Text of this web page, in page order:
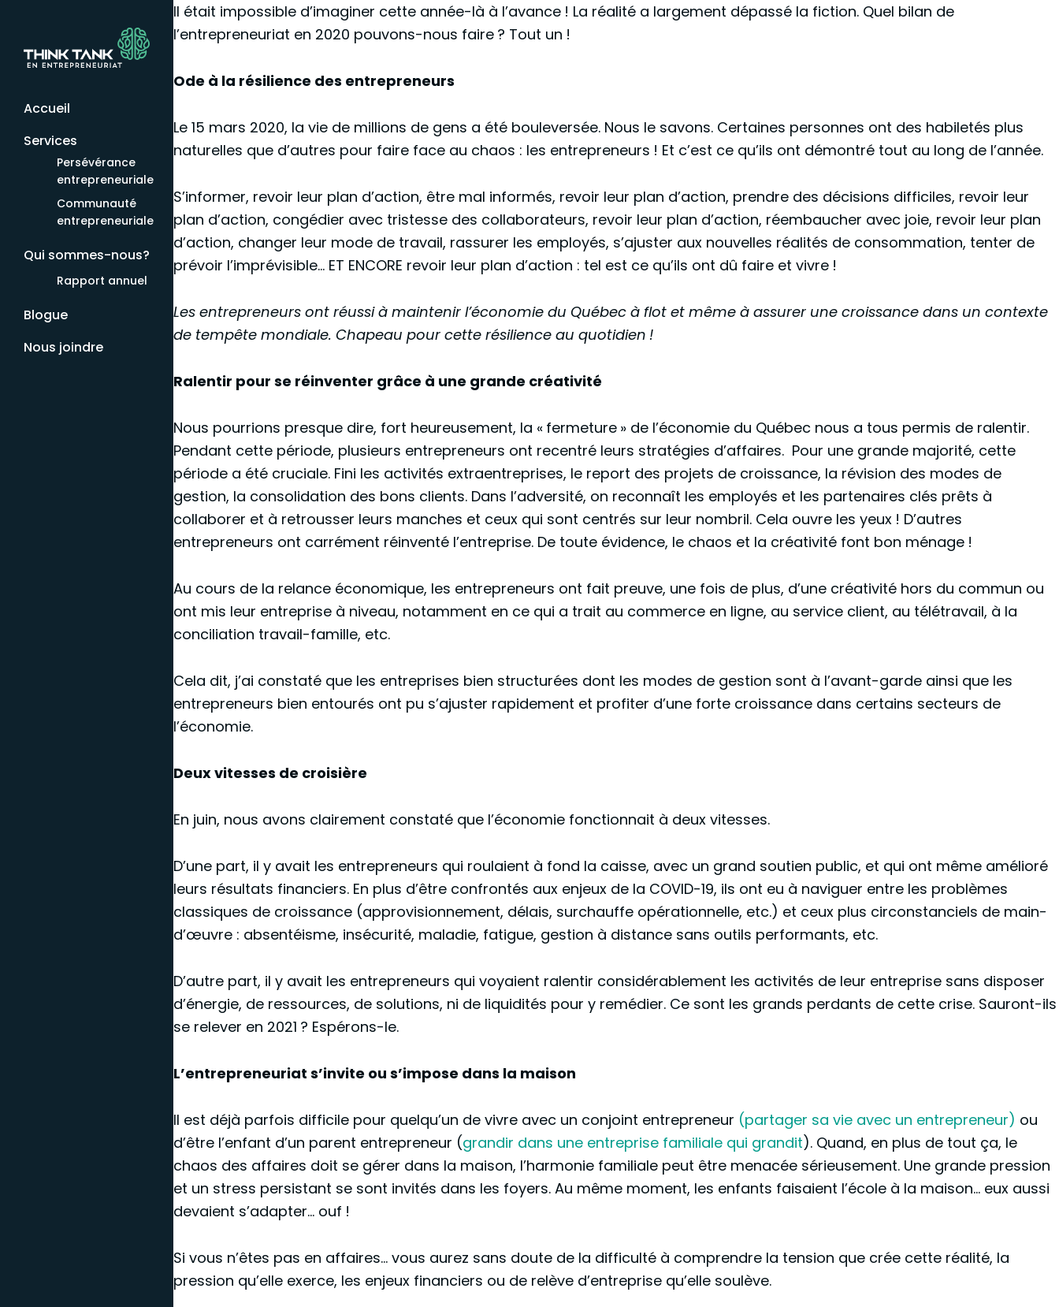
Accueil
Services
Persévérance
entrepreneuriale
Communauté
entrepreneuriale
Qui sommes-nous?
Rapport annuel
Blogue
Nous joindre
Il était impossible d’imaginer cette année-là à l’avance ! La réalité a largement dépassé la fiction. Quel bilan de
l’entrepreneuriat en 2020 pouvons-nous faire ? Tout un !
Ode à la résilience des entrepreneurs
Le 15 mars 2020, la vie de millions de gens a été bouleversée. Nous le savons. Certaines personnes ont des habiletés plus
naturelles que d’autres pour faire face au chaos : les entrepreneurs ! Et c’est ce qu’ils ont démontré tout au long de l’année.
S’informer, revoir leur plan d’action, être mal informés, revoir leur plan d’action, prendre des décisions difficiles, revoir leur
plan d’action, congédier avec tristesse des collaborateurs, revoir leur plan d’action, réembaucher avec joie, revoir leur plan
d’action, changer leur mode de travail, rassurer les employés, s’ajuster aux nouvelles réalités de consommation, tenter de
prévoir l’imprévisible… ET ENCORE revoir leur plan d’action : tel est ce qu’ils ont dû faire et vivre !
Les entrepreneurs ont réussi à maintenir l’économie du Québec à flot et même à assurer une croissance dans un contexte
de tempête mondiale. Chapeau pour cette résilience au quotidien !
Ralentir pour se réinventer grâce à une grande créativité
Nous pourrions presque dire, fort heureusement, la « fermeture » de l’économie du Québec nous a tous permis de ralentir.
Pendant cette période, plusieurs entrepreneurs ont recentré leurs stratégies d’affaires. Pour une grande majorité, cette
période a été cruciale. Fini les activités extraentreprises, le report des projets de croissance, la révision des modes de
gestion, la consolidation des bons clients. Dans l’adversité, on reconnaît les employés et les partenaires clés prêts à
collaborer et à retrousser leurs manches et ceux qui sont centrés sur leur nombril. Cela ouvre les yeux ! D’autres
entrepreneurs ont carrément réinventé l’entreprise. De toute évidence, le chaos et la créativité font bon ménage !
Au cours de la relance économique, les entrepreneurs ont fait preuve, une fois de plus, d’une créativité hors du commun ou
ont mis leur entreprise à niveau, notamment en ce qui a trait au commerce en ligne, au service client, au télétravail, à la
conciliation travail-famille, etc.
Cela dit, j’ai constaté que les entreprises bien structurées dont les modes de gestion sont à l’avant-garde ainsi que les
entrepreneurs bien entourés ont pu s’ajuster rapidement et profiter d’une forte croissance dans certains secteurs de
l’économie.
Deux vitesses de croisière
En juin, nous avons clairement constaté que l’économie fonctionnait à deux vitesses.
D’une part, il y avait les entrepreneurs qui roulaient à fond la caisse, avec un grand soutien public, et qui ont même amélioré
leurs résultats financiers. En plus d’être confrontés aux enjeux de la COVID-19, ils ont eu à naviguer entre les problèmes
classiques de croissance (approvisionnement, délais, surchauffe opérationnelle, etc.) et ceux plus circonstanciels de main-
d’œuvre : absentéisme, insécurité, maladie, fatigue, gestion à distance sans outils performants, etc.
D’autre part, il y avait les entrepreneurs qui voyaient ralentir considérablement les activités de leur entreprise sans disposer
d’énergie, de ressources, de solutions, ni de liquidités pour y remédier. Ce sont les grands perdants de cette crise. Sauront-ils
se relever en 2021 ? Espérons-le.
L’entrepreneuriat s’invite ou s’impose dans la maison
Il est déjà parfois difficile pour quelqu’un de vivre avec un conjoint entrepreneur (partager sa vie avec un entrepreneur) ou
d’être l’enfant d’un parent entrepreneur (grandir dans une entreprise familiale qui grandit). Quand, en plus de tout ça, le
chaos des affaires doit se gérer dans la maison, l’harmonie familiale peut être menacée sérieusement. Une grande pression
et un stress persistant se sont invités dans les foyers. Au même moment, les enfants faisaient l’école à la maison… eux aussi
devaient s’adapter… ouf !
Si vous n’êtes pas en affaires… vous aurez sans doute de la difficulté à comprendre la tension que crée cette réalité, la
pression qu’elle exerce, les enjeux financiers ou de relève d’entreprise qu’elle soulève.